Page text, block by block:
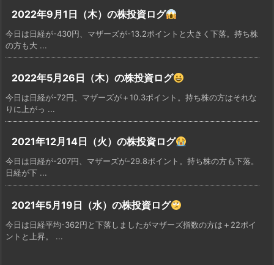
2022年9月1日（木）の株投資ログ
今日は日経が-430円、マザーズが-13.2ポイントと大きく下落。持ち株
の方も大 ...
2022年5月26日（木）の株投資ログ
今日は日経が-72円、マザーズが＋10.3ポイント。持ち株の方はそれな
りに上がっ ...
2021年12月14日（火）の株投資ログ
今日は日経が-207円、マザーズが-29.8ポイント。持ち株の方も下落。
日経が下 ...
2021年5月19日（水）の株投資ログ
今日は日経平均-362円と下落しましたがマザーズ指数の方は＋22ポイ
ントと上昇。 ...